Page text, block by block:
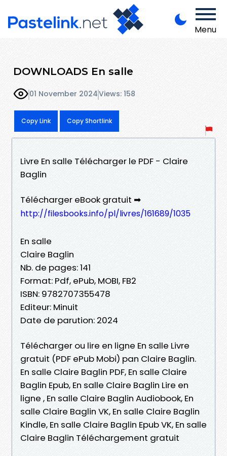
Menu
DOWNLOADS En salle
01 November 2024Views: 158
Copy Link Copy Shortlink
Livre En salle Télécharger le PDF - Claire
Baglin
Télécharger eBook gratuit ➡
http://filesbooks.info/pl/livres/161689/1035
En salle
Claire Baglin
Nb. de pages: 141
Format: Pdf, ePub, MOBI, FB2
ISBN: 9782707355478
Editeur: Minuit
Date de parution: 2024
Télécharger ou lire en ligne En salle Livre
gratuit (PDF ePub Mobi) pan Claire Baglin.
En salle Claire Baglin PDF, En salle Claire
Baglin Epub, En salle Claire Baglin Lire en
ligne , En salle Claire Baglin Audiobook, En
salle Claire Baglin VK, En salle Claire Baglin
Kindle, En salle Claire Baglin Epub VK, En salle
Claire Baglin Téléchargement gratuit